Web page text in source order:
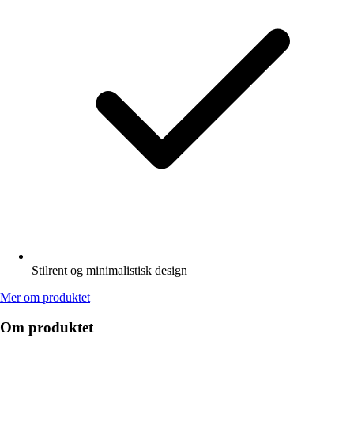
Stilrent og minimalistisk design
Mer om produktet
Om produktet